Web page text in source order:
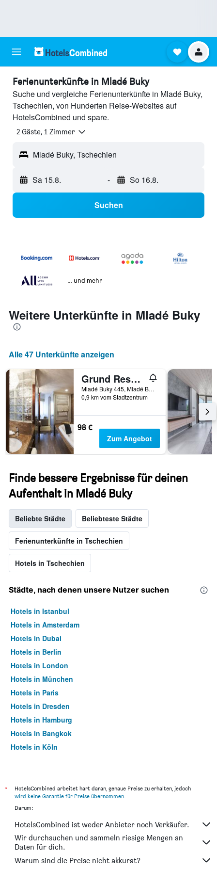
Ferienunterkünfte in Mladé Buky
Suche und vergleiche Ferienunterkünfte in Mladé Buky,
Tschechien, von Hunderten Reise-Websites auf
HotelsCombined und spare.
2 Gäste, 1 Zimmer
Mladé Buky, Tschechien
Sa 15.8. - So 16.8.
Suchen
… und mehr
Weitere Unterkünfte in Mladé Buky
Alle 47 Unterkünfte anzeigen
Grund Resort Golf and Ski
Mladé Buky 445, Mladé Buky, Königgrätzer Region, Tschechien
0,9 km vom Stadtzentrum
98 €
Zum Angebot
Finde bessere Ergebnisse für deinen
Aufenthalt in Mladé Buky
Beliebte Städte Beliebteste Städte
Ferienunterkünfte in Tschechien
Hotels in Tschechien
Städte, nach denen unsere Nutzer suchen
Hotels in Istanbul
Hotels in Amsterdam
Hotels in Dubai
Hotels in Berlin
Hotels in London
Hotels in München
Hotels in Paris
Hotels in Dresden
Hotels in Hamburg
Hotels in Bangkok
Hotels in Köln
*
HotelsCombined arbeitet hart daran, genaue Preise zu erhalten, jedoch
wird keine Garantie für Preise übernommen.
Darum:
HotelsCombined ist weder Anbieter noch Verkäufer.
Wir durchsuchen und sammeln riesige Mengen an
Daten für dich.
Warum sind die Preise nicht akkurat?